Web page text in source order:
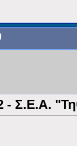
- Σ.Ε.Α.